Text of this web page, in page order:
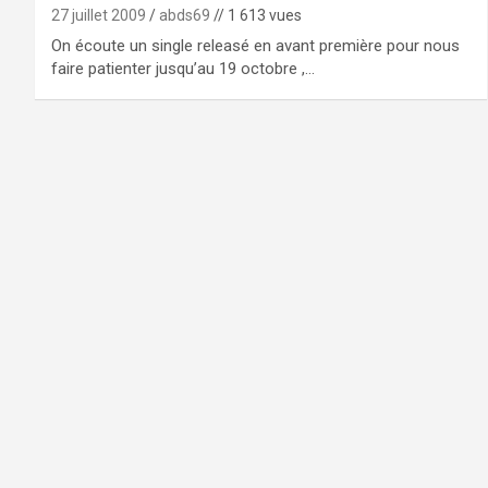
27 juillet 2009 abds69 // 1 613 vues
On écoute un single releasé en avant première pour nous
faire patienter jusqu’au 19 octobre ,…